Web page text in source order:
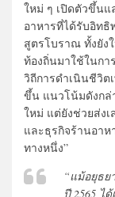
ใหม่ ๆ เปิดตัวขึ้นแ
อาหารที่ได้รับอิทธิ
สูตรโบราณ ทั้งยัง
ท้องถิ่นมาใช้ในกา
วิถีการดำเนินชีวิ
ขึ้น แนวโน้มดังกล่
ใหม่ แต่ยังช่วยส่ง
และธุรกิจร้านอาห
ทางหนึ่ง”
“แม้อยุธย
ปี 2565 ไ